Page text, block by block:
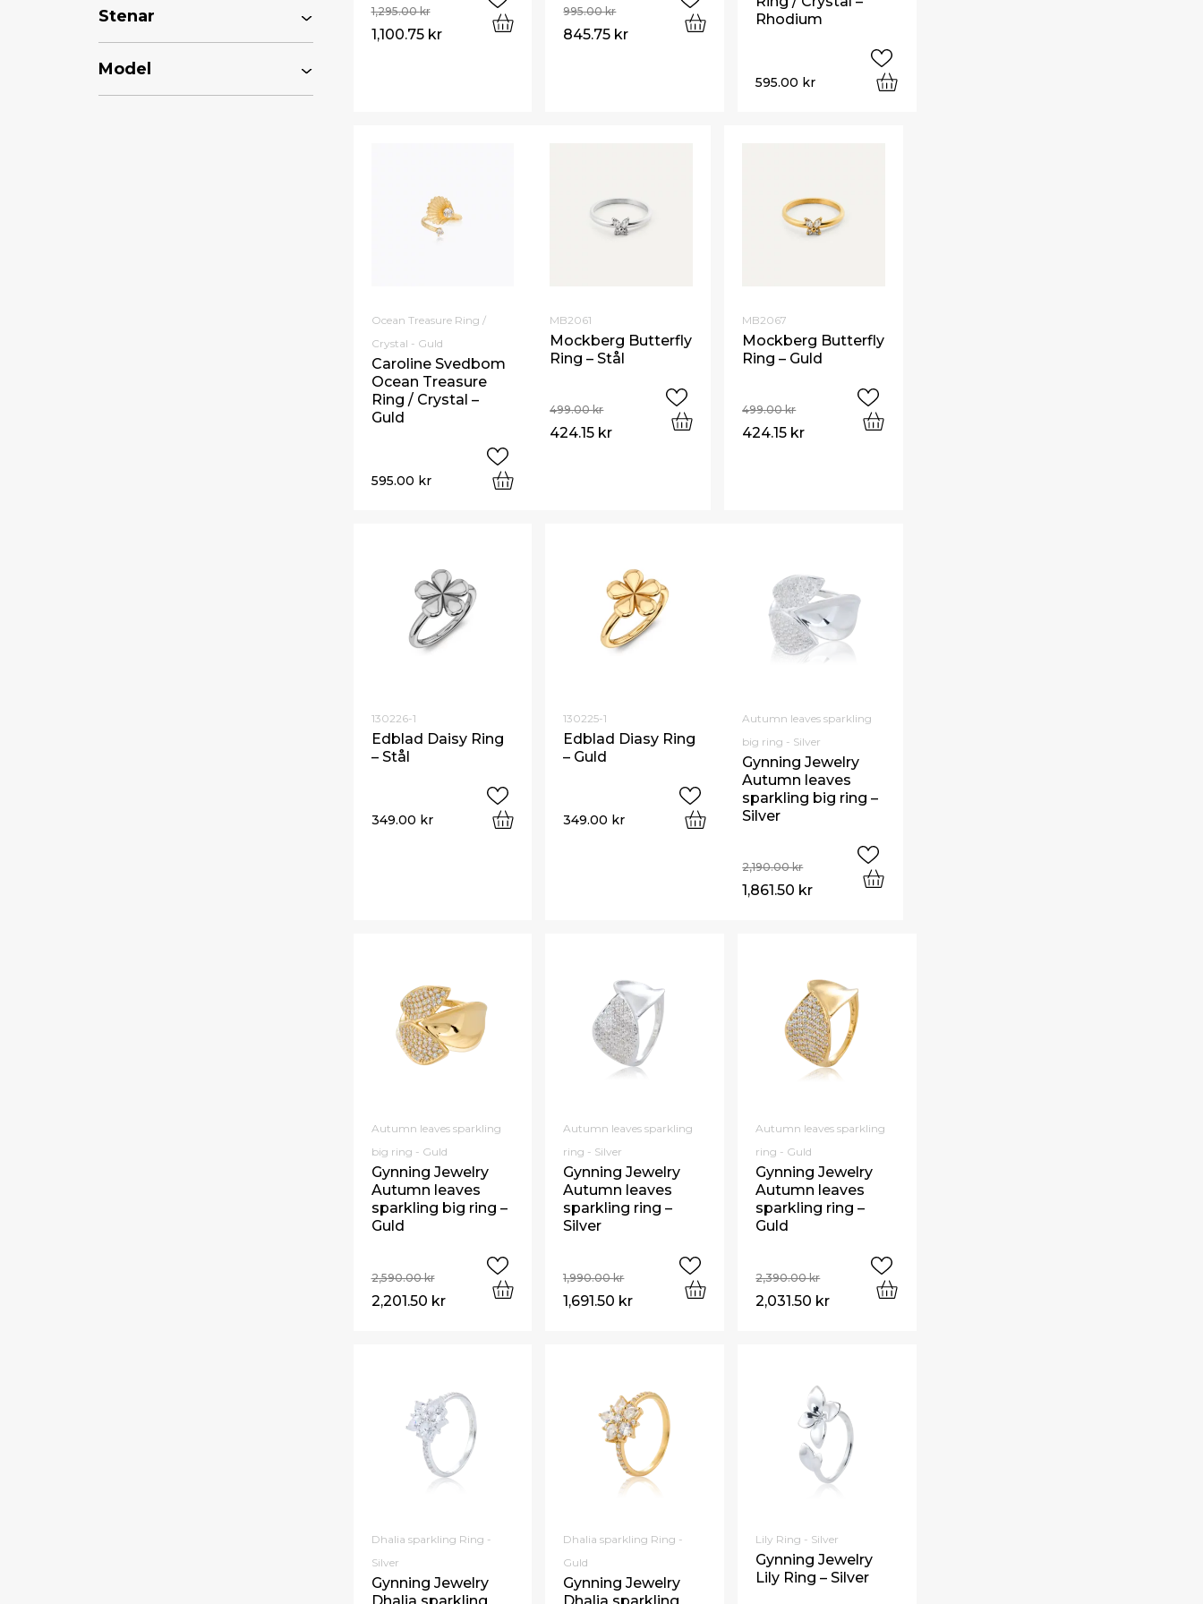
Stenar
Model
1,295.00kr
1,100.75 kr
995.00kr
845.75 kr
Rhodium
595.00 kr
Ocean Treasure Ring /
Crystal - Guld
Caroline Svedbom
Ocean Treasure
Ring / Crystal –
Guld
595.00 kr
MB2061
Mockberg Butterfly
Ring – Stål
499.00kr
424.15 kr
MB2067
Mockberg Butterfly
Ring – Guld
499.00kr
424.15 kr
130226-1
Edblad Daisy Ring
– Stål
349.00 kr
130225-1
Edblad Diasy Ring
– Guld
349.00 kr
Autumn leaves sparkling
big ring - Silver
Gynning Jewelry
Autumn leaves
sparkling big ring –
Silver
2,190.00kr
1,861.50 kr
Autumn leaves sparkling
big ring - Guld
Gynning Jewelry
Autumn leaves
sparkling big ring –
Guld
2,590.00kr
2,201.50 kr
Autumn leaves sparkling
ring - Silver
Gynning Jewelry
Autumn leaves
sparkling ring –
Silver
1,990.00kr
1,691.50 kr
Autumn leaves sparkling
ring - Guld
Gynning Jewelry
Autumn leaves
sparkling ring –
Guld
2,390.00kr
2,031.50 kr
Dhalia sparkling Ring -
Silver
Gynning Jewelry
Dhalia sparkling Ring -
Guld
Gynning Jewelry
Lily Ring - Silver
Gynning Jewelry
Lily Ring – Silver